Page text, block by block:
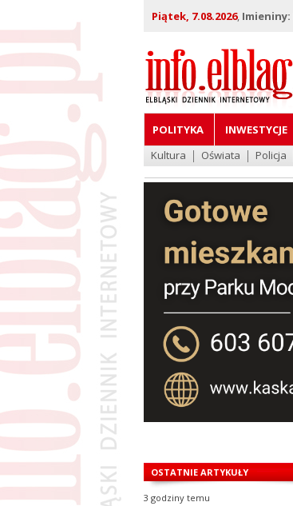
Piątek, 7.08.2026, Imieniny:
POLITYKA INWESTYCJE
Kultura
Oświata Policja
OSTATNIE ARTYKUŁY
3 godziny temu